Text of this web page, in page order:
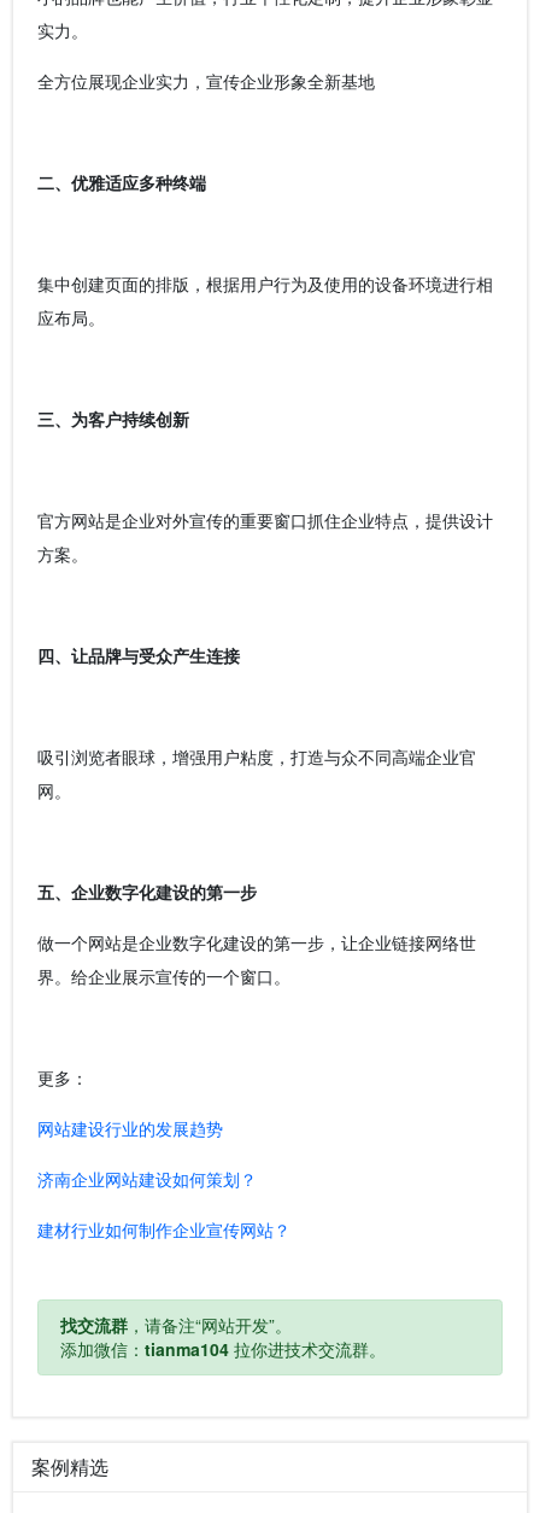
实力。
全方位展现企业实力，宣传企业形象全新基地
二、优雅适应多种终端
集中创建页面的排版，根据用户行为及使用的设备环境进行相
应布局。
三、为客户持续创新
官方网站是企业对外宣传的重要窗口抓住企业特点，提供设计
方案。
四、让品牌与受众产生连接
吸引浏览者眼球，增强用户粘度，打造与众不同高端企业官
网。
五、企业数字化建设的第一步
做一个网站是企业数字化建设的第一步，让企业链接网络世
界。给企业展示宣传的一个窗口。
更多：
网站建设行业的发展趋势
济南企业网站建设如何策划？
建材行业如何制作企业宣传网站？
找交流群，请备注“网站开发”。
添加微信： tianma104拉你进技术交流群。
案例精选